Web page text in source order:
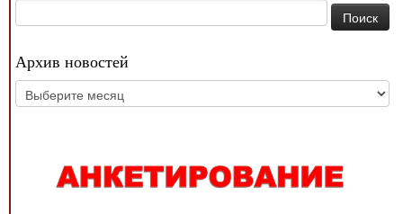
Архив новостей
Архив
новостей